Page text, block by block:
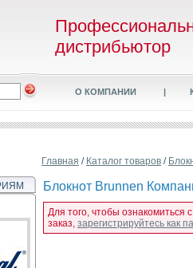
дистрибьютор
О КОМПАНИИ |
Главная / Каталог товаров /
Блокнот Brunnen
Для того, чтобы ознакомиться
заказ, зарегистрируйтесь как